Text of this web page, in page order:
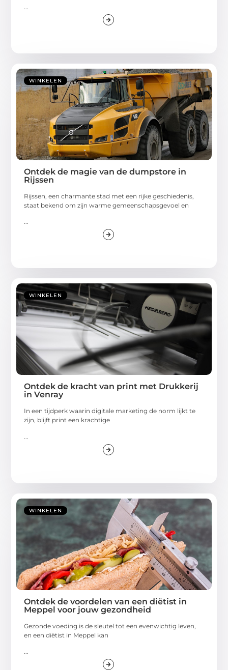
...
WINKELEN
Ontdek de magie van de dumpstore in
Rijssen
Rijssen, een charmante stad met een rijke geschiedenis,
staat bekend om zijn warme gemeenschapsgevoel en
...
WINKELEN
Ontdek de kracht van print met Drukkerij
in Venray
In een tijdperk waarin digitale marketing de norm lijkt te
zijn, blijft print een krachtige
WINKELEN
Ontdek de voordelen van een diëtist in
Meppel voor jouw gezondheid
Gezonde voeding is de sleutel tot een evenwichtig leven,
en een diëtist in Meppel kan
...